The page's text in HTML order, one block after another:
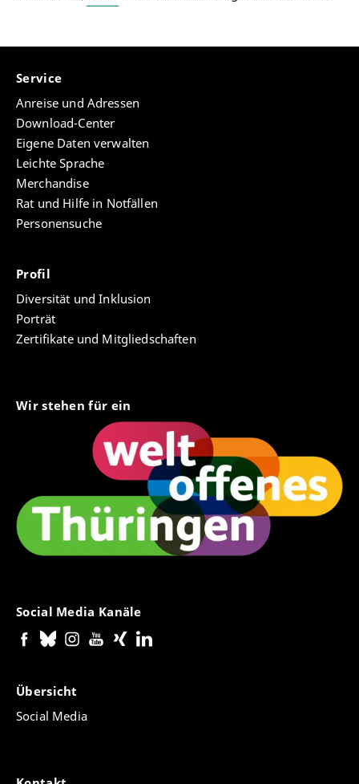
Service
Anreise und Adressen
Download-Center
Eigene Daten verwalten
Leichte Sprache
Merchandise
Rat und Hilfe in Notfällen
Personensuche
Profil
Diversität und Inklusion
Porträt
Zertifikate und Mitgliedschaften
Wir stehen für ein
Social Media Kanäle
Übersicht
Social Media